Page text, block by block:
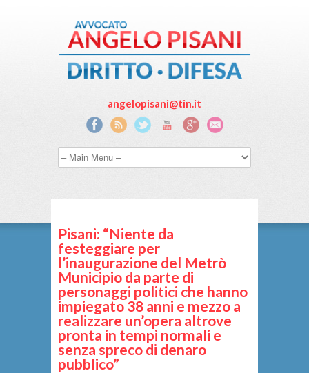
angelopisani@tin.it
Pisani: “Niente da
festeggiare per
l’inaugurazione del Metrò
Municipio da parte di
personaggi politici che hanno
impiegato 38 anni e mezzo a
realizzare un’opera altrove
pronta in tempi normali e
senza spreco di denaro
pubblico”